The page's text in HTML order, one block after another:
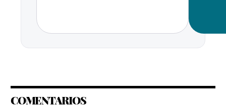
COMENTARIOS